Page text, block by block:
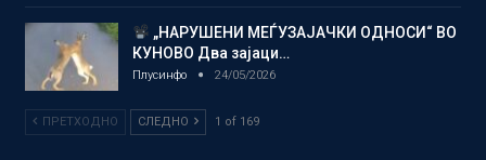
„НАРУШЕНИ МЕЃУЗАЈАЧКИ ОДНОСИ“ ВО
КУНОВО Два зајаци…
Плусинфо 24/05/2026
ПРЕТХОДНО СЛЕДНО 1 of 169